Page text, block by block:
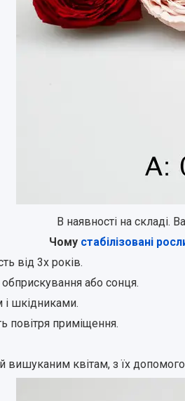
В наявності на складі.
Чому стабілізовані
від 3х років.
або сонця.
шкідниками.
повітря приміщення.
вишуканим квітам, з їх